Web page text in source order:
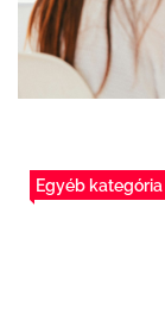
Egyéb kategória